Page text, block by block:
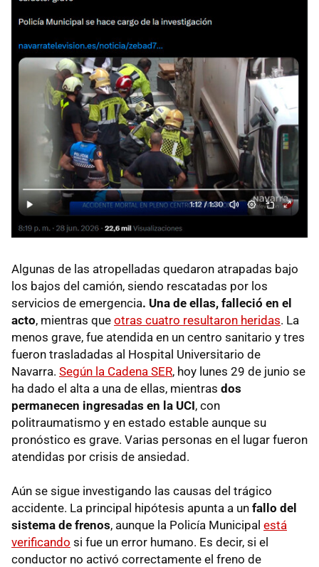
Algunas de las atropelladas quedaron atrapadas bajo
los bajos del camión, siendo rescatadas por los
servicios de emergencia. Una de ellas, falleció en el
acto, mientras que otras cuatro resultaron heridas. La
menos grave, fue atendida en un centro sanitario y tres
fueron trasladadas al Hospital Universitario de
Navarra. Según la Cadena SER, hoy lunes 29 de junio se
ha dado el alta a una de ellas, mientras dos
permanecen ingresadas en la UCI, con
politraumatismo y en estado estable aunque su
pronóstico es grave. Varias personas en el lugar fueron
atendidas por crisis de ansiedad.
Aún se sigue investigando las causas del trágico
accidente. La principal hipótesis apunta a un fallo del
sistema de frenos, aunque la Policía Municipal está
verificando si fue un error humano. Es decir, si el
conductor no activó correctamente el freno de